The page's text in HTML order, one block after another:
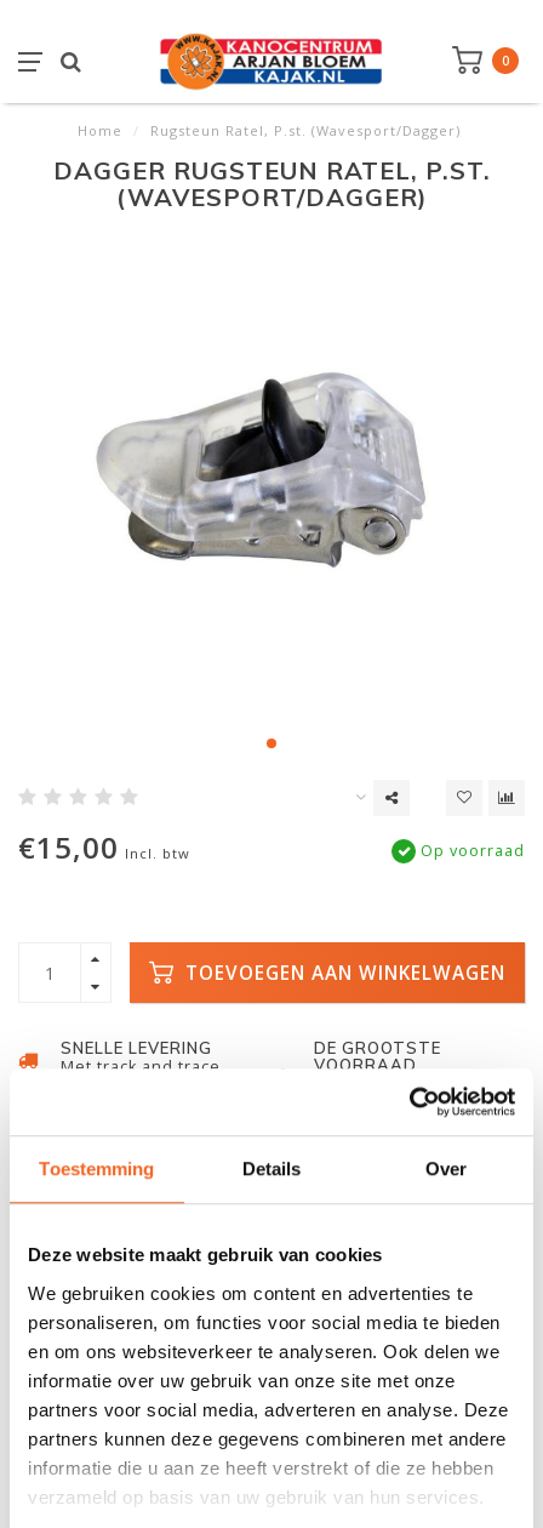
Toestemming Details Over
Deze website maakt gebruik van cookies
We gebruiken cookies om content en advertenties te
personaliseren, om functies voor social media te bieden
en om ons websiteverkeer te analyseren. Ook delen we
informatie over uw gebruik van onze site met onze
partners voor social media, adverteren en analyse. Deze
partners kunnen deze gegevens combineren met andere
informatie die u aan ze heeft verstrekt of die ze hebben
verzameld op basis van uw gebruik van hun services.
0
Home / Rugsteun Ratel, P.st. (Wavesport/Dagger)
DAGGER RUGSTEUN RATEL, P.ST.
(WAVESPORT/DAGGER)
€15,00 Incl. btw Op voorraad
TOEVOEGEN AAN WINKELWAGEN
SNELLE LEVERING
Met track and trace
DE GROOTSTE
VOORRAAD
Duizenden kano's op
678 GOOGLE REVIEWS
Beoordeling 4,8/5
sterren
PROEFVAART
MOGELIJKHEID
Bij onze showroom
INFORMATIE
Deze Dagger Ratel is universeel en past in de meeste wildwater
kajaks. Dit model zit standaard in kajaks van de merken
Wavesport en Dagger. Dit product wordt per stuk geleverd.